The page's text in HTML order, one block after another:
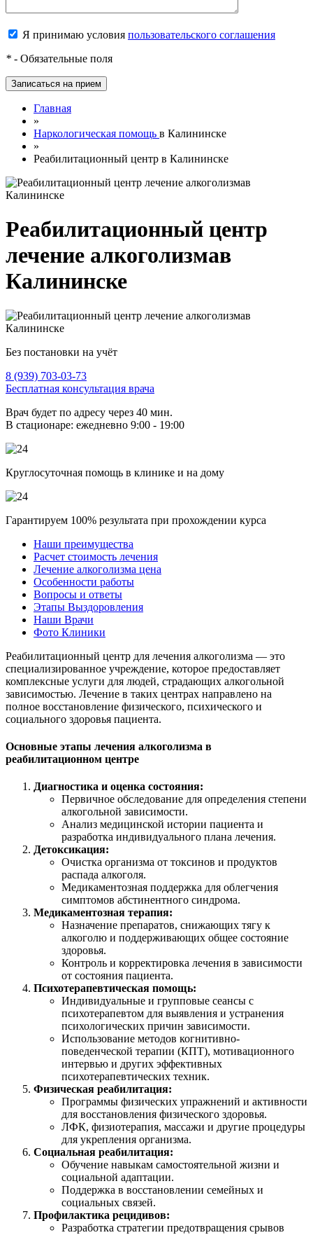
Я принимаю условия пользовательского соглашения
* - Обязательные поля
Главная
»
Наркологическая помощь в Калининске
»
Реабилитационный центр в Калининске
Реабилитационный центр
лечение алкоголизмав
Калининске
Без постановки на учёт
8 (939) 703-03-73
Бесплатная консультация врача
Врач будет по адресу через 40 мин.
В стационаре: ежедневно 9:00 - 19:00
Круглосуточная помощь в клинике и на дому
Гарантируем 100% результата при прохождении курса
Наши преимущества
Расчет стоимость лечения
Лечение алкоголизма цена
Особенности работы
Вопросы и ответы
Этапы Выздоровления
Наши Врачи
Фото Клиники
Реабилитационный центр для лечения алкоголизма — это
специализированное учреждение, которое предоставляет
комплексные услуги для людей, страдающих алкогольной
зависимостью. Лечение в таких центрах направлено на
полное восстановление физического, психического и
социального здоровья пациента.
Основные этапы лечения алкоголизма в
реабилитационном центре
Диагностика и оценка состояния:
Первичное обследование для определения степени
алкогольной зависимости.
Анализ медицинской истории пациента и
разработка индивидуального плана лечения.
Детоксикация:
Очистка организма от токсинов и продуктов
распада алкоголя.
Медикаментозная поддержка для облегчения
симптомов абстинентного синдрома.
Медикаментозная терапия:
Назначение препаратов, снижающих тягу к
алкоголю и поддерживающих общее состояние
здоровья.
Контроль и корректировка лечения в зависимости
от состояния пациента.
Психотерапевтическая помощь:
Индивидуальные и групповые сеансы с
психотерапевтом для выявления и устранения
психологических причин зависимости.
Использование методов когнитивно-
поведенческой терапии (КПТ), мотивационного
интервью и других эффективных
психотерапевтических техник.
Физическая реабилитация:
Программы физических упражнений и активности
для восстановления физического здоровья.
ЛФК, физиотерапия, массажи и другие процедуры
для укрепления организма.
Социальная реабилитация:
Обучение навыкам самостоятельной жизни и
социальной адаптации.
Поддержка в восстановлении семейных и
социальных связей.
Профилактика рецидивов:
Разработка стратегии предотвращения срывов